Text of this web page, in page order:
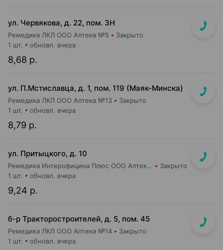
ул. Червякова, д. 22, пом. 3Н
Ремедика ЛКЛ ООО Аптека №5 Закрыто
8,68 р.
1 шт. обновл. вчера
ул. П.Мстиславца, д. 1, пом. 119 (Маяк-Минска)
Ремедика ЛКЛ ООО Аптека №13 Закрыто
8,79 р.
1 шт. обновл. вчера
ул. Притыцкого, д. 10
Ремедика Интерофицина Плюс ООО Аптека №8 Закрыто
9,24 р.
1 шт. обновл. вчера
б-р Тракторостроителей, д. 5, пом. 45
Ремедика ЛКЛ ООО Аптека №14 Закрыто
1 шт. обновл. вчера